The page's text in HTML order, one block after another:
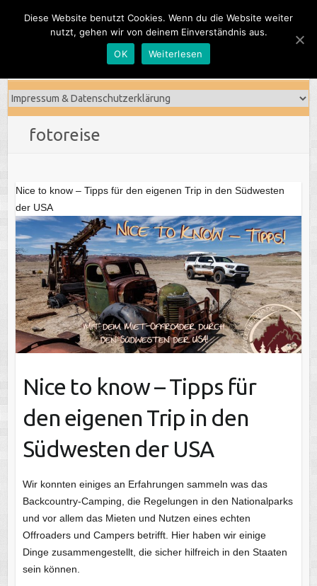
fotoreise
Nice to know – Tipps für den eigenen Trip in den Südwesten
der USA
Nice to know – Tipps für
den eigenen Trip in den
Südwesten der USA
Wir konnten einiges an Erfahrungen sammeln was das
Backcountry-Camping, die Regelungen in den Nationalparks
und vor allem das Mieten und Nutzen eines echten
Offroaders und Campers betrifft. Hier haben wir einige
Dinge zusammengestellt, die sicher hilfreich in den Staaten
sein können.
Diese Website benutzt Cookies. Wenn du die Website weiter
nutzt, gehen wir von deinem Einverständnis aus.
OK
Weiterlesen